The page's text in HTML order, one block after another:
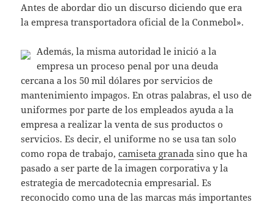
Antes de abordar dio un discurso diciendo que era
la empresa transportadora oficial de la Conmebol».
Además, la misma autoridad le inició a la
empresa un proceso penal por una deuda
cercana a los 50 mil dólares por servicios de
mantenimiento impagos. En otras palabras, el uso de
uniformes por parte de los empleados ayuda a la
empresa a realizar la venta de sus productos o
servicios. Es decir, el uniforme no se usa tan solo
como ropa de trabajo,camiseta granada sino que ha
pasado a ser parte de la imagen corporativa y la
estrategia de mercadotecnia empresarial. Es
reconocido como una de las marcas más importantes